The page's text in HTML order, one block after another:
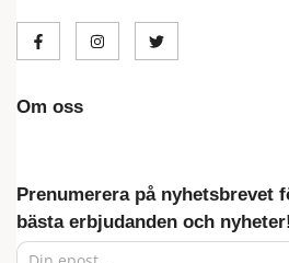
Om oss
Prenumerera på nyhetsbrevet
bästa erbjudanden och nyheter!